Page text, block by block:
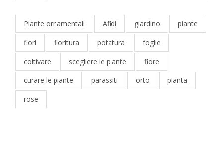
Piante ornamentali Afidi giardino
piante
fiori
fioritura potatura
foglie
coltivare
scegliere le piante
fiore
curare le piante
parassiti orto
pianta
rose